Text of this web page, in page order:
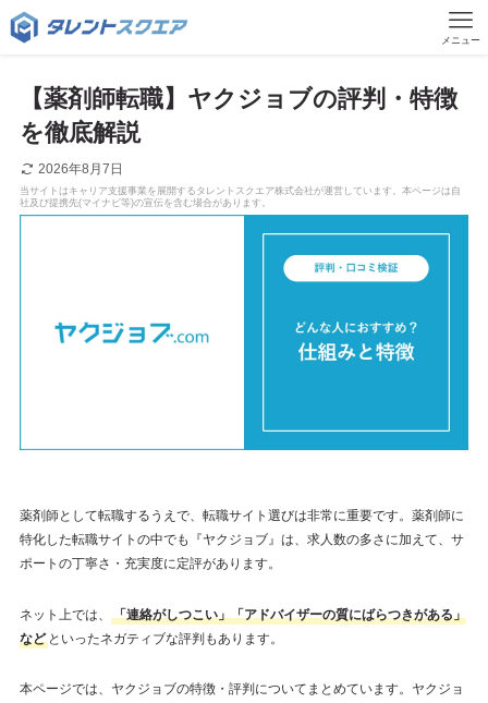
メニュー
【薬剤師転職】ヤクジョブの評判・特徴
を徹底解説
2026年8月7日
薬剤師として転職するうえで、転職サイト選びは非常に重要です。薬剤師に
特化した転職サイトの中でも『ヤクジョブ』は、求人数の多さに加えて、サ
ポートの丁寧さ・充実度に定評があります。
ネット上では、
「連絡がしつこい」「アドバイザーの質にばらつきがある」
など といったネガティブな評判もあります。
本ページでは、ヤクジョブの特徴・評判についてまとめています。ヤクジョ